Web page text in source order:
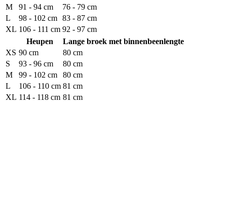
M 91 - 94 cm
76 - 79 cm
L
98 - 102 cm 83 - 87 cm
XL 106 - 111 cm 92 - 97 cm
Heupen
Lange broek met binnenbeenlengte
XS 90 cm
80 cm
S
93 - 96 cm
80 cm
M
99 - 102 cm
80 cm
L
106 - 110 cm 81 cm
XL 114 - 118 cm 81 cm